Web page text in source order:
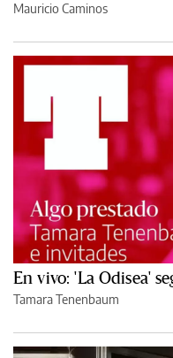
Mauricio Caminos
En vivo: 'La Odisea'
Tamara Tenenbaum